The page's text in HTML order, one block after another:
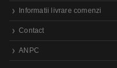
Informatii livrare comenzi
Contact
ANPC